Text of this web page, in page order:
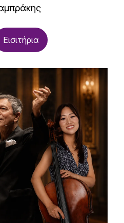
Εισιτήρια